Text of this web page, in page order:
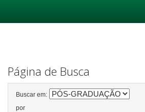
Página de Busca
Buscar em:
por